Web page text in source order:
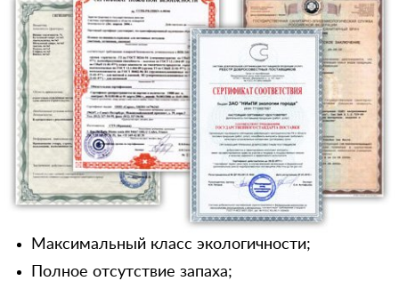
Максимальный класс экологичности;
Полное отсутствие запаха;